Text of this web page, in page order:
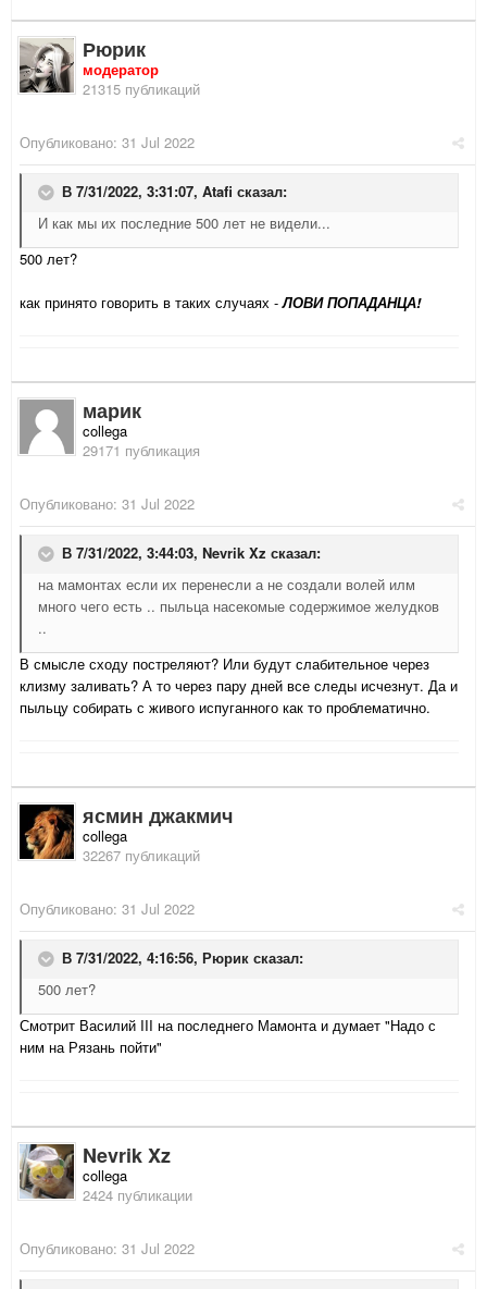
Рюрик
модератор
21315 публикаций
Опубликовано: 31 Jul 2022
В 7/31/2022, 3:31:07, Atafi сказал:
И как мы их последние 500 лет не видели...
500 лет?
как принято говорить в таких случаях -ЛОВИ ПОПАДАНЦА!
марик
collega
29171 публикация
Опубликовано: 31 Jul 2022
В 7/31/2022, 3:44:03, Nevrik Xz сказал:
на мамонтах если их перенесли а не создали волей илм
много чего есть .. пыльца насекомые содержимое желудков
..
В смысле сходу постреляют? Или будут слабительное через
клизму заливать? А то через пару дней все следы исчезнут. Да и
пыльцу собирать с живого испуганного как то проблематично.
ясмин джакмич
collega
32267 публикаций
Опубликовано: 31 Jul 2022
В 7/31/2022, 4:16:56, Рюрик сказал:
500 лет?
Смотрит Василий III на последнего Мамонта и думает "Надо с
ним на Рязань пойти"
Nevrik Xz
collega
2424 публикации
Опубликовано: 31 Jul 2022